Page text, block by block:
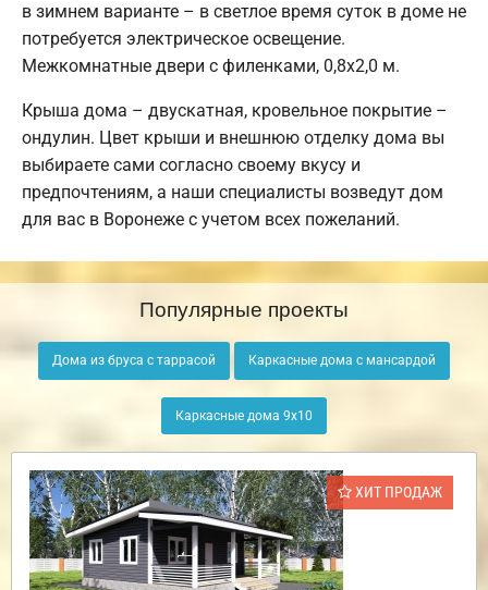
в зимнем варианте – в светлое время суток в доме не
потребуется электрическое освещение.
Межкомнатные двери с филенками, 0,8х2,0 м.
Крыша дома – двускатная, кровельное покрытие –
ондулин. Цвет крыши и внешнюю отделку дома вы
выбираете сами согласно своему вкусу и
предпочтениям, а наши специалисты возведут дом
для вас в Воронеже с учетом всех пожеланий.
Популярные проекты
Дома из бруса с таррасой Каркасные дома с мансардой
Каркасные дома 9х10
ХИТ ПРОДАЖ